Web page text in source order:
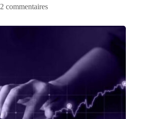
2 commentaires